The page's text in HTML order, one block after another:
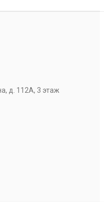
д. 112А, 3 этаж